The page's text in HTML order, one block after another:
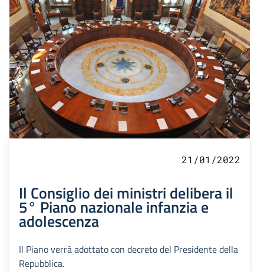
21/01/2022
Il Consiglio dei ministri delibera il
5° Piano nazionale infanzia e
adolescenza
Il Piano verrà adottato con decreto del Presidente della
Repubblica.